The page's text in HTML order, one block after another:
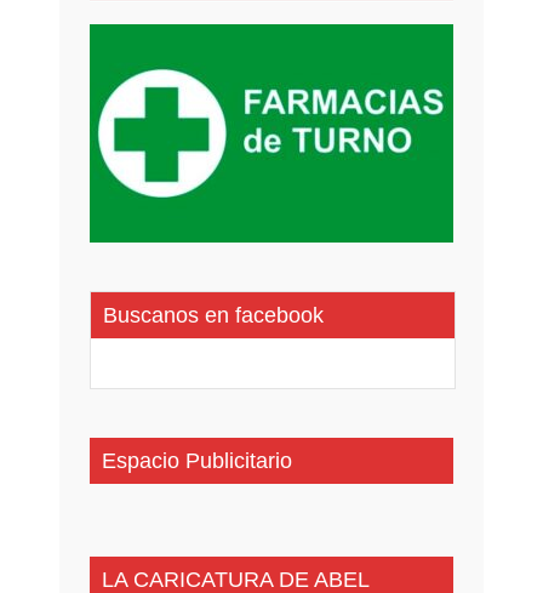
Buscanos en facebook
Espacio Publicitario
LA CARICATURA DE ABEL